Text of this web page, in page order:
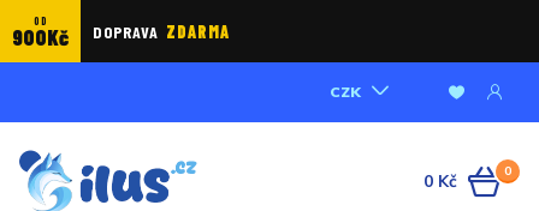
OD
900Kč DOPRAVA ZDARMA
CZK
0
0 Kč